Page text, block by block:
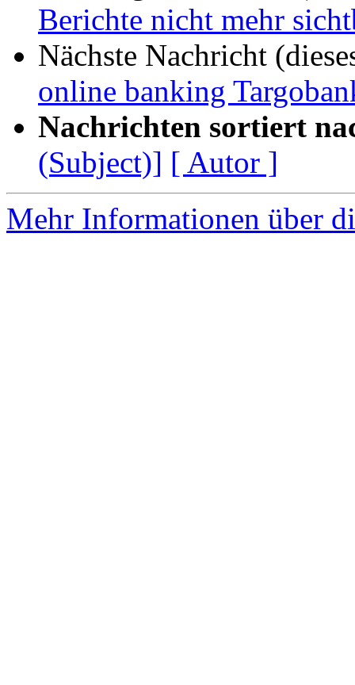
Berichte nicht mehr
Nächste Nachricht
online banking
Nachrichten sortiert
(Subject)] [ Autor ]
Mehr Informationen über